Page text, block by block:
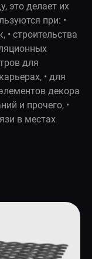
это делает их
при: •
• строительства
для
• для
декора
и прочего, •
в местах